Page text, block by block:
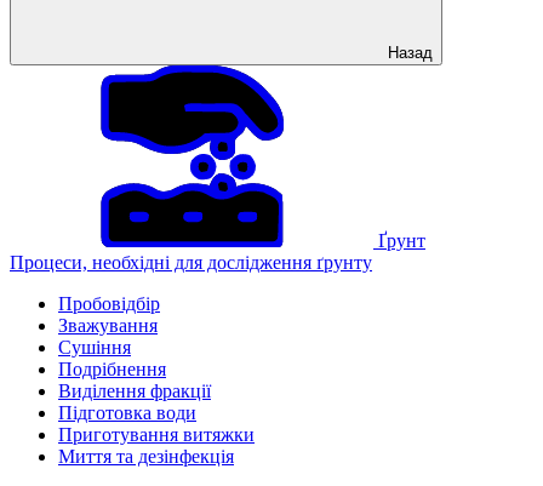
Назад
Ґрунт
Процеси, необхідні для дослідження ґрунту
Пробовідбір
Зважування
Сушіння
Подрібнення
Виділення фракції
Підготовка води
Приготування витяжки
Миття та дезінфекція